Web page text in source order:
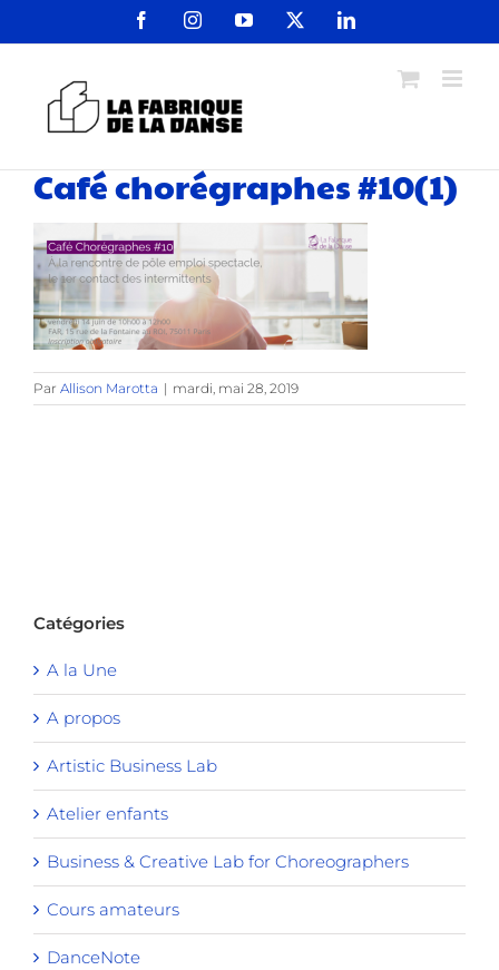
FacebookInstagramYouTube LinkedIn
Café chorégraphes #10(1)
Par Allison Marotta | mardi, mai 28, 2019
Catégories
A la Une
A propos
Artistic Business Lab
Atelier enfants
Business & Creative Lab for Choreographers
Cours amateurs
DanceNote